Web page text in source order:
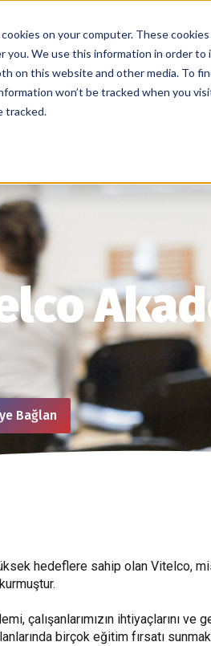
on your computer. These
you. We use this information in order
on this website and other media. To
won’t be tracked when you
tracked.
Bağlan
hedeflere sahip olan Vitelco,
çalışanlarımızın ihtiyaçlarını ve
birçok eğitim fırsatı